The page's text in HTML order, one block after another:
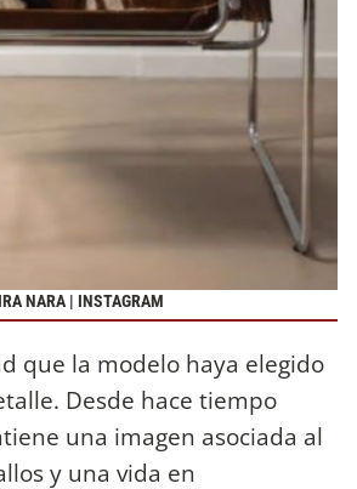
NARA | INSTAGRAM
que la modelo haya elegido
Desde hace tiempo
una imagen asociada al
y una vida en